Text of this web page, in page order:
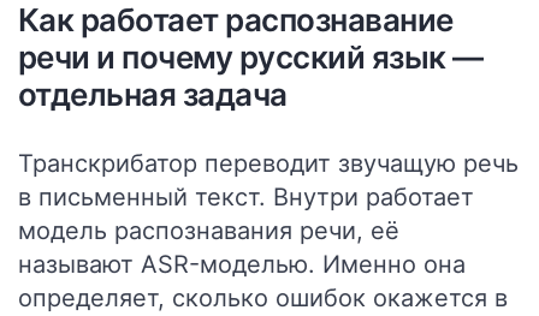
Как работает распознавание
речи и почему русский язык —
отдельная задача
Транскрибатор переводит звучащую речь
в письменный текст. Внутри работает
модель распознавания речи, её
называют ASR-моделью. Именно она
определяет, сколько ошибок окажется в